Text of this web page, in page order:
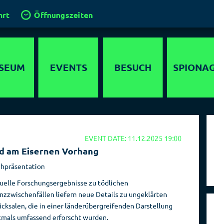
Öffnungszeiten
in Berlin
EVENTS BESUCH
Führungen
Spionagemuseum
Kinder­
Hauptstadt
Spione
EVENT DATE: 11.12.2025 19:00
am Eisernen Vorhang
Forschungsergebnisse zu tödlichen
liefern neue Details zu ungeklärten
die in einer länderübergreifenden Darstellung
umfassend erforscht wurden.